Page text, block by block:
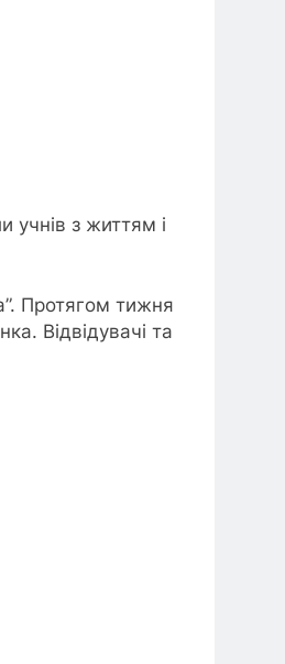
учнів з життям і
Протягом тижня
Відвідувачі та